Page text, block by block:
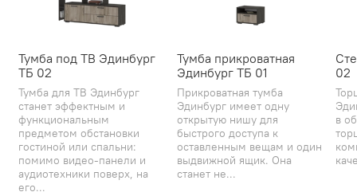
Тумба под ТВ Эдинбург
ТБ 02
Тумба для ТВ Эдинбург
станет эффектным и
функциональным
предметом обстановки
гостиной или спальни:
помимо видео-панели и
аудиотехники поверх, на
его...
Тумба прикроватная
Эдинбург ТБ 01
Прикроватная тумба
Эдинбург имеет одну
открытую нишу для
быстрого доступа к
оставленным вещам и один
выдвижной ящик. Она
станет не...
02
в